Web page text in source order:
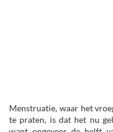
Menstruatie, waar het
te praten, is dat het nu